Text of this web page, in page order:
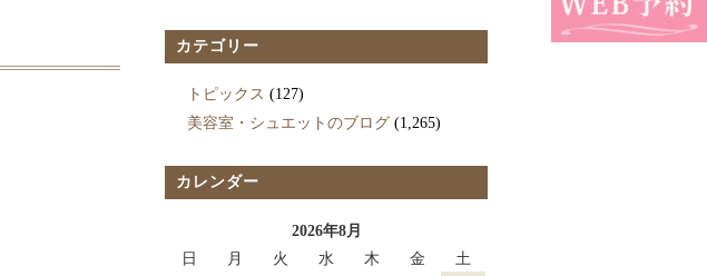
カテゴリー
トピックス (127)
美容室・シュエットのブログ (1,265)
カレンダー
2026年8月
日
月 火 水 木 金
土